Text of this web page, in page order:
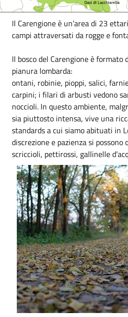
Il Carengione è un’area di 23
campi attraversati da rogge e
Il bosco del Carengione è formato
pianura lombarda:
ontani, robinie, pioppi, salici,
carpini; i filari di arbusti vedono
noccioli. In questo ambiente,
sia piuttosto intensa, vive una
standards a cui siamo abituati in
discrezione e pazienza si
scriccioli, pettirossi, gallinelle